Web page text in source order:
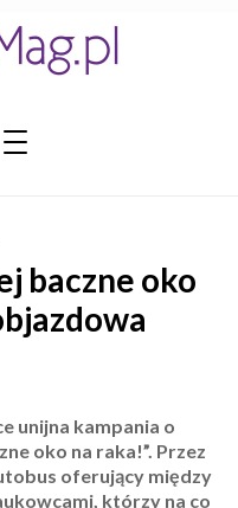
baczne oko
unijna kampania o
oko na raka!”. Przez
oferujący między
którzy na co